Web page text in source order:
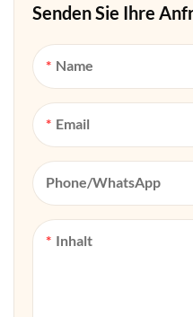
Senden Sie Ihre
Name
Email
Phone/whatsApp
Inhalt